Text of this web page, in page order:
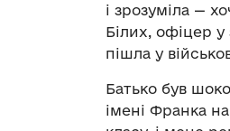
і зрозуміла —
Білих, офіцер у
пішла у
Батько був
імені Франка